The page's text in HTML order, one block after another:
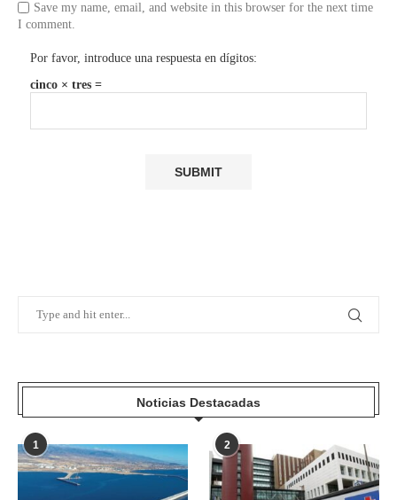
Save my name, email, and website in this browser for the next time
I comment.
Por favor, introduce una respuesta en dígitos:
cinco × tres =
Noticias Destacadas
1 2